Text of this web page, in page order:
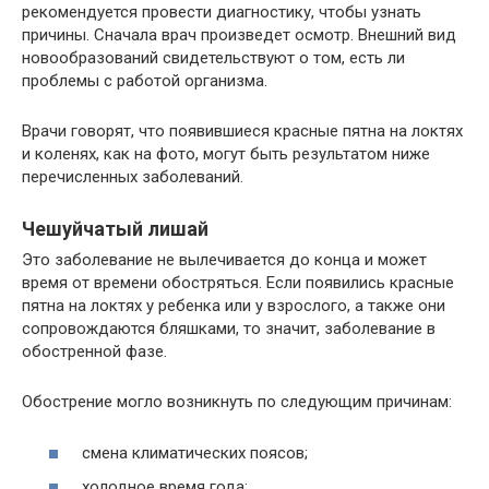
рекомендуется провести диагностику, чтобы узнать
причины. Сначала врач произведет осмотр. Внешний вид
новообразований свидетельствуют о том, есть ли
проблемы с работой организма.
Врачи говорят, что появившиеся красные пятна на локтях
и коленях, как на фото, могут быть результатом ниже
перечисленных заболеваний.
Чешуйчатый лишай
Это заболевание не вылечивается до конца и может
время от времени обостряться. Если появились красные
пятна на локтях у ребенка или у взрослого, а также они
сопровождаются бляшками, то значит, заболевание в
обостренной фазе.
Обострение могло возникнуть по следующим причинам:
смена климатических поясов;